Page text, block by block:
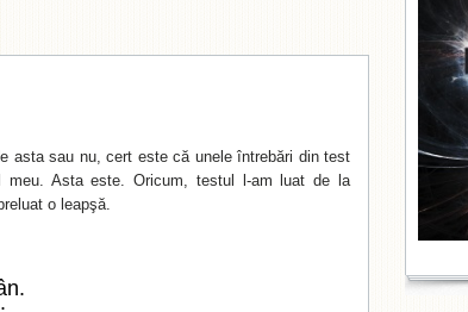
asta sau nu, cert este că unele întrebări din test
meu. Asta este. Oricum, testul l-am luat de la
o leapşă.